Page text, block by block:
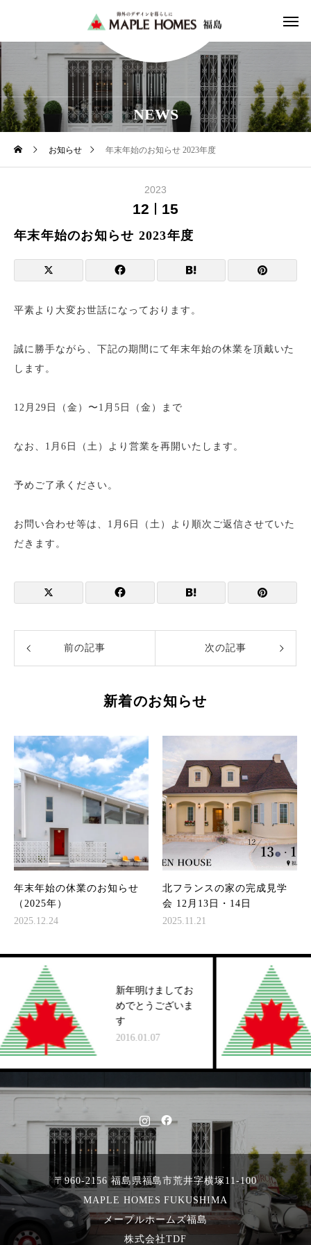
NEWS
お知らせ 年末年始のお知らせ 2023年度
2023
12 15
年末年始のお知らせ 2023年度
平素より大変お世話になっております。
誠に勝手ながら、下記の期間にて年末年始の休業を頂戴いた
します。
12月29日（金）〜1月5日（金）まで
なお、1月6日（土）より営業を再開いたします。
予めご了承ください。
お問い合わせ等は、1月6日（土）より順次ご返信させていた
だきます。
前の記事 次の記事
新着のお知らせ
年末年始の休業のお知らせ
（2025年）
2025.12.24
北フランスの家の完成見学
会 12月13日・14日
2025.11.21
新年明けましてお
めでとうございま
2016.01.07
〒960-2156 福島県福島市荒井字横塚11-100
MAPLE HOMES FUKUSHIMA
メープルホームズ福島
株式会社TDF